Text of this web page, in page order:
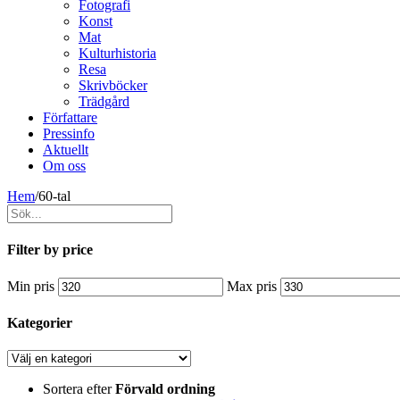
Fotografi
Konst
Mat
Kulturhistoria
Resa
Skrivböcker
Trädgård
Författare
Pressinfo
Aktuellt
Om oss
Hem/60-tal
Filter by price
Min pris Max pris
Kategorier
Sortera efterFörvald ordning